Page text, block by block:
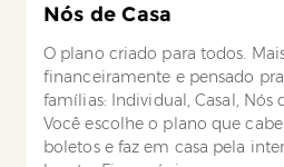
Nós de Casa
O plano criado para todos.
financeiramente e pensado
famílias: Individual, Casal, Nós
Você escolhe o plano que
boletos e faz em casa pela